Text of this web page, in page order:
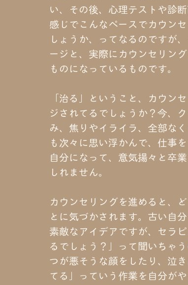
い、その後、心理テストや診
感じでこんなペースでカウン
しょうか、ってなるのですが
ージと、実際にカウンセリン
ものになっているものです。
「治る」ということ、カウン
ジされてるでしょうか？今、
み、焦りやイライラ、全部な
も次々に思い浮かんで、仕事
自分になって、意気揚々と卒
しれません。
カウンセリングを進めると、
とに気づかされます。古い自
素敵なアイデアですが、セラ
るでしょう？」って聞いちゃ
つが悪そうな顔をしたり、泣
てる」っていう作業を自分が